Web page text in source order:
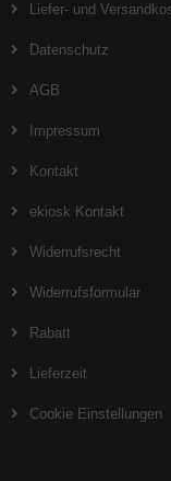
Liefer- und
Datenschutz
AGB
Impressum
Kontakt
ekiosk Kontakt
Widerrufsrecht
Widerrufsformular
Rabatt
Lieferzeit
Cookie Einstellungen